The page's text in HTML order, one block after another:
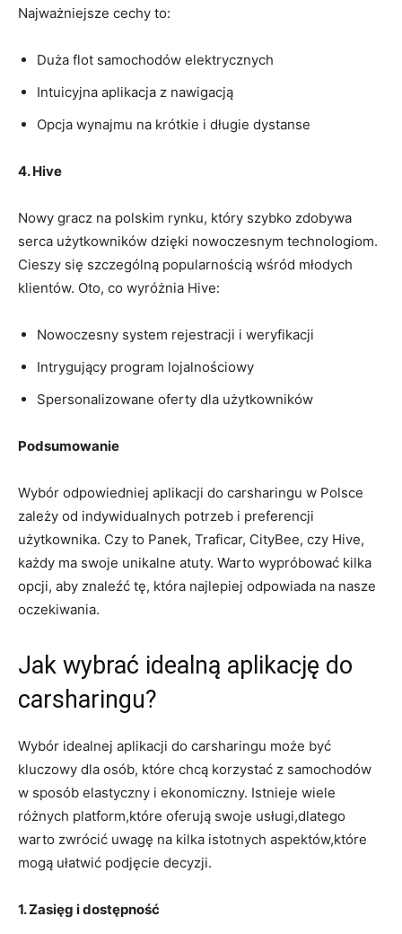
Najważniejsze cechy to:
Duża flot samochodów elektrycznych
Intuicyjna aplikacja z nawigacją
Opcja wynajmu na krótkie i długie dystanse
4. Hive
Nowy gracz na polskim rynku, który szybko zdobywa
serca użytkowników dzięki nowoczesnym technologiom.
Cieszy się szczególną popularnością wśród młodych
klientów. Oto, co wyróżnia Hive:
Nowoczesny system rejestracji i weryfikacji
Intrygujący program lojalnościowy
Spersonalizowane oferty dla użytkowników
Podsumowanie
Wybór odpowiedniej aplikacji do carsharingu w Polsce
zależy od indywidualnych potrzeb i preferencji
użytkownika. Czy to Panek, Traficar, CityBee, czy Hive,
każdy ma swoje unikalne atuty. Warto wypróbować kilka
opcji, aby znaleźć tę, która najlepiej odpowiada na nasze
oczekiwania.
Jak wybrać idealną aplikację do
carsharingu?
Wybór idealnej aplikacji do carsharingu może być
kluczowy dla osób, które chcą korzystać z samochodów
w sposób elastyczny i ekonomiczny. Istnieje wiele
różnych platform,które oferują swoje usługi,dlatego
warto zwrócić uwagę na kilka istotnych aspektów,które
mogą ułatwić podjęcie decyzji.
1. Zasięg i dostępność